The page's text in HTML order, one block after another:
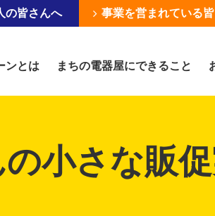
ンとは まちの電器屋にできること
の皆さんへ 事業を営まれている
小さな販